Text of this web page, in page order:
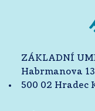
ZÁKLADNÍ
Habrmanova
500 02 Hradec